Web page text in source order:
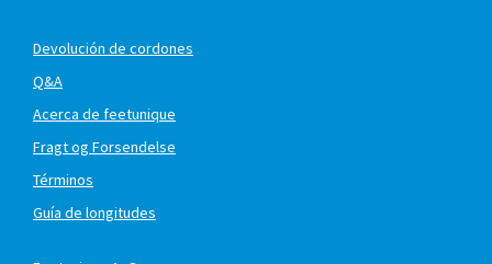
Devolución de cordones
Q&A
Acerca de feetunique
Fragt og Forsendelse
Términos
Guía de longitudes